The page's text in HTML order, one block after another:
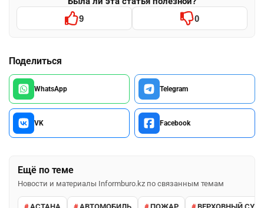
9 0
Поделиться
WhatsApp Telegram
VK Facebook
Ещё по теме
Новости и материалы Informburo.kz по связанным темам